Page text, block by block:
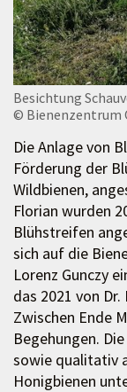
Besichtung
© Bienenzentrum
Die Anlage von
Förderung der
Wildbienen,
Florian wurden
Blühstreifen
sich auf die
Lorenz Gunczy
das 2021 von
Zwischen Ende
Begehungen.
sowie qualitativ
Honigbienen